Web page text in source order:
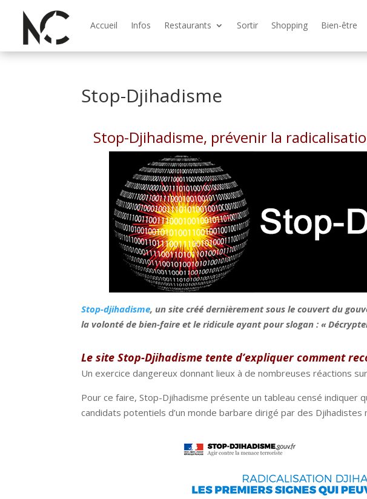
Accueil Infos Restaurants Sortir Shopping Bien-être
Stop-Djihadisme
Stop-Djihadisme, prévenir la
Stop-djihadisme, un site créé dernièrement sous le couvert du
la volonté de bien-faire et le ridicule ayant pour slogan : «
Le site Stop-Djihadisme tente d’expliquer comment
Un exercice dangereux donnant lieux à de nombreuses réactions
Pour ce faire, Stop-Djihadisme présente un tableau censé indiquer
candidats potentiels d’un monde barbare dirigé par des Djihadistes